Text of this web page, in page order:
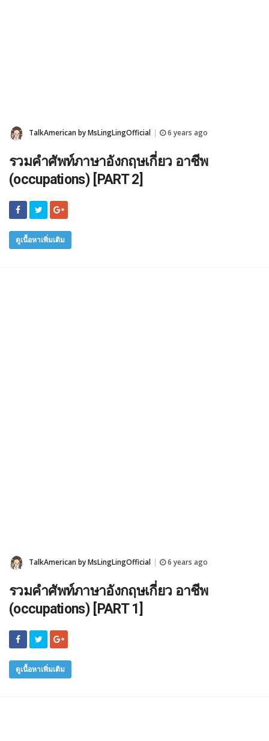
TalkAmerican by MsLingLingOfficial 6 years ago
รวมคำศัพท์ภาษาอังกฤษเกี่ยว อาชีพ
(occupations) [PART 2]
ดูเนื้อหาเพิ่มเติม
TalkAmerican by MsLingLingOfficial 6 years ago
รวมคำศัพท์ภาษาอังกฤษเกี่ยว อาชีพ
(occupations) [PART 1]
ดูเนื้อหาเพิ่มเติม